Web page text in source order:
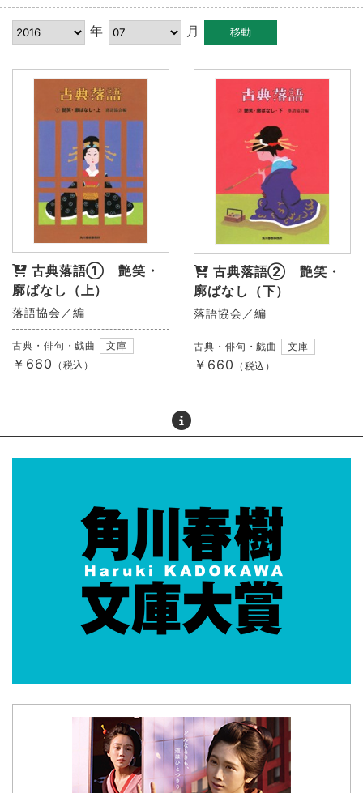
年 月
古典落語① 艶笑・
廓ばなし（上）
落語協会／編
古典・俳句・戯曲 文庫
￥660 （税込）
古典落語② 艶笑・
廓ばなし（下）
落語協会／編
古典・俳句・戯曲 文庫
￥660 （税込）